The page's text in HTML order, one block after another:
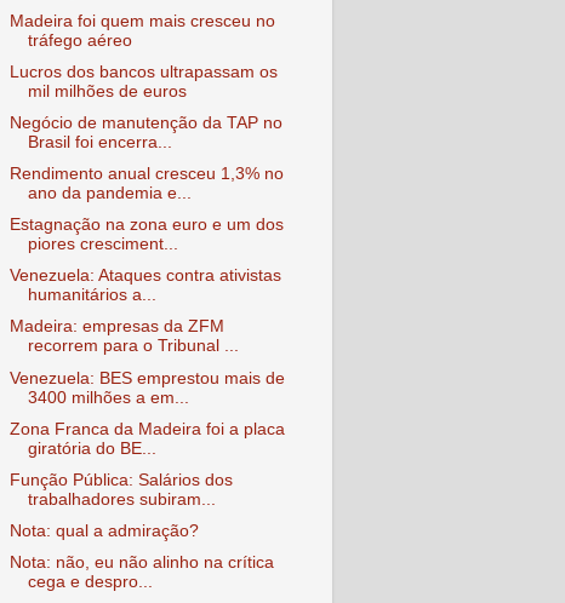
Madeira foi quem mais cresceu no
tráfego aéreo
Lucros dos bancos ultrapassam os
mil milhões de euros
Negócio de manutenção da TAP no
Brasil foi encerra...
Rendimento anual cresceu 1,3% no
ano da pandemia e...
Estagnação na zona euro e um dos
piores cresciment...
Venezuela: Ataques contra ativistas
humanitários a...
Madeira: empresas da ZFM
recorrem para o Tribunal ...
Venezuela: BES emprestou mais de
3400 milhões a em...
Zona Franca da Madeira foi a placa
giratória do BE...
Função Pública: Salários dos
trabalhadores subiram...
Nota: qual a admiração?
Nota: não, eu não alinho na crítica
cega e despro...